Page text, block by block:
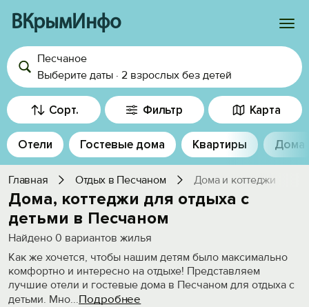
ВКрымИнфо
Войти
Избранное
История просмотра
Добавить свой объект
Песчаное
Выберите даты · 2 взрослых без детей
Сорт. Фильтр Карта
Отели Гостевые дома Квартиры Дома
Главная Отдых в Песчаном Дома и коттеджи
Дома, коттеджи для отдыха с
детьми в Песчаном
Найдено 0 вариантов жилья
Как же хочется, чтобы нашим детям было максимально
комфортно и интересно на отдыхе! Представляем
лучшие отели и гостевые дома в Песчаном для отдыха с
детьми. Мно...Подробнее